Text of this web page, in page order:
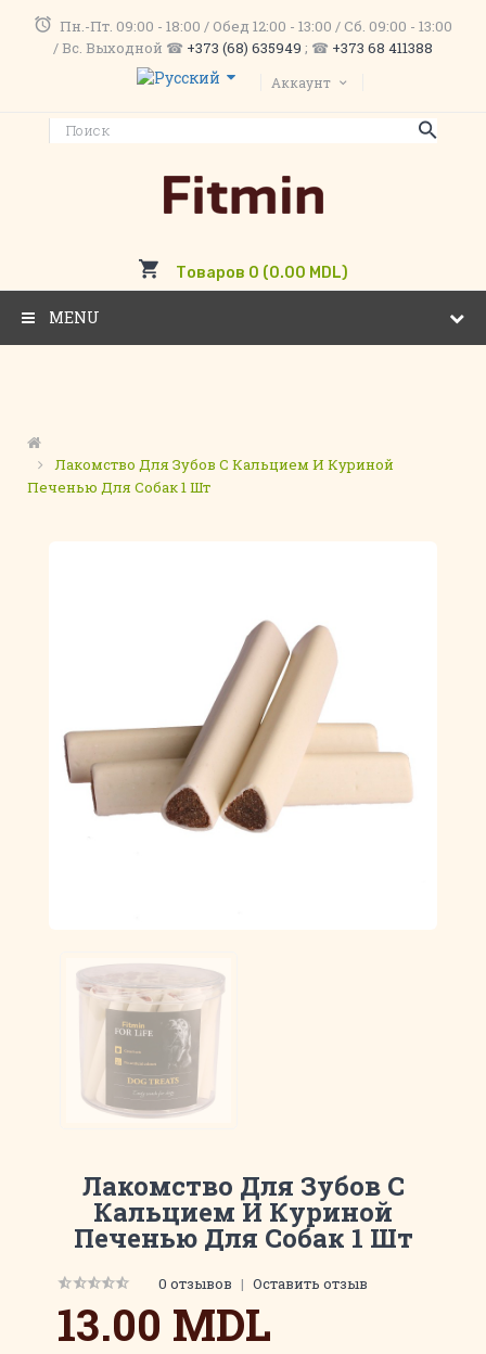
Пн.-Пт. 09:00 - 18:00 / Обед 12:00 - 13:00 / Сб. 09:00 - 13:00
/ Вс. Выходной ☎ +373 (68) 635949 ; ☎ +373 68 411388
Аккаунт
Товаров 0 (0.00 MDL)
MENU
Лакомство Для Зубов С Кальцием И Куриной
Печенью Для Собак 1 Шт
Лакомство Для Зубов С
Кальцием И Куриной
Печенью Для Собак 1 Шт
0 отзывов | Оставить отзыв
13.00 MDL